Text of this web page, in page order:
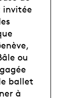
invitée
ou
ballet
à